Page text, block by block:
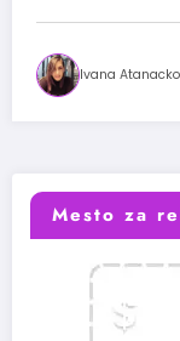
Ivana
Mesto za